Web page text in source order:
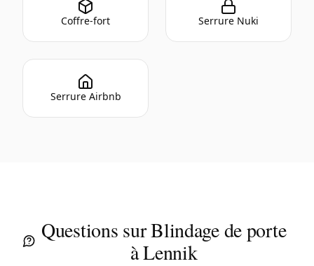
Coffre-fort Serrure Nuki
Serrure Airbnb
Questions sur Blindage de porte
à Lennik